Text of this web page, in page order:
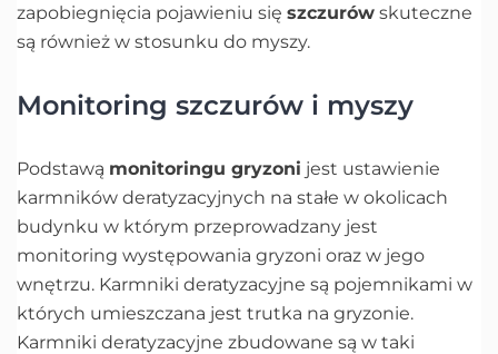
zapobiegnięcia pojawieniu się szczurów skuteczne
są również w stosunku do myszy.
Monitoring szczurów i myszy
Podstawą monitoringu gryzoni jest ustawienie
karmników deratyzacyjnych na stałe w okolicach
budynku w którym przeprowadzany jest
monitoring występowania gryzoni oraz w jego
wnętrzu. Karmniki deratyzacyjne są pojemnikami w
których umieszczana jest trutka na gryzonie.
Karmniki deratyzacyjne zbudowane są w taki